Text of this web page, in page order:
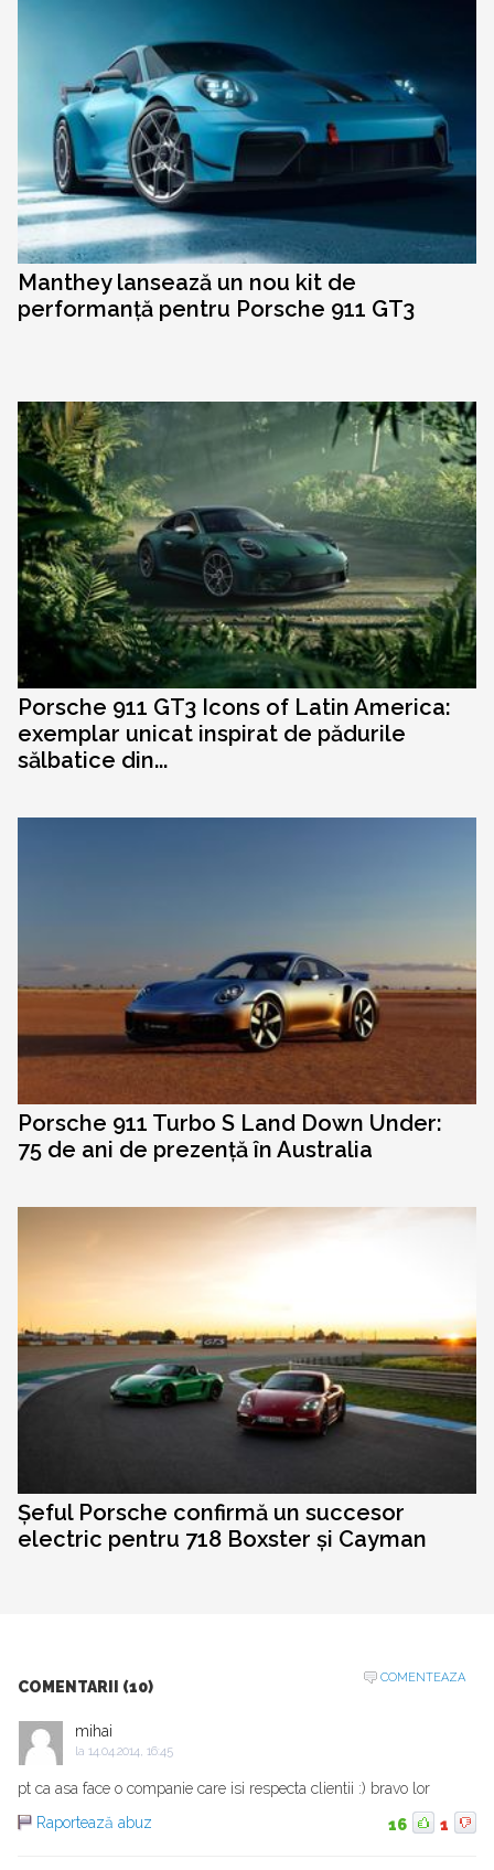
Manthey lansează un nou kit de
performanță pentru Porsche 911 GT3
Porsche 911 GT3 Icons of Latin America:
exemplar unicat inspirat de pădurile
sălbatice din...
Porsche 911 Turbo S Land Down Under:
75 de ani de prezență în Australia
Șeful Porsche confirmă un succesor
electric pentru 718 Boxster și Cayman
COMENTARII (10)
COMENTEAZA
mihai
la 14.04.2014, 16:45
pt ca asa face o companie care isi respecta clientii :) bravo lor
Raportează abuz
16 1